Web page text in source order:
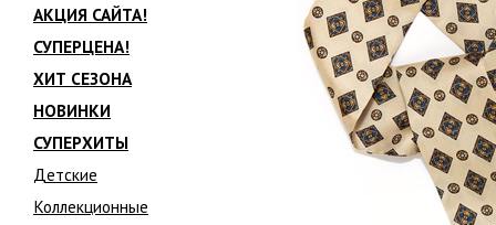
АКЦИЯ САЙТА!
СУПЕРЦЕНА!
ХИТ СЕЗОНА
НОВИНКИ
СУПЕРХИТЫ
Детские
Коллекционные